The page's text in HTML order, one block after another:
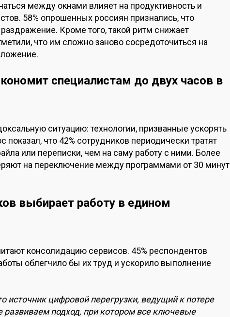
между окнами влияет на продуктивность и
58% опрошенных россиян признались, что
Кроме того, такой ритм снижает
что им сложно заново сосредоточиться на
специалистам до двух часов в
ситуацию: технологии, призванные ускорять
показал, что 42% сотрудников периодически тратят
или переписки, чем на саму работу с ними. Более
на переключение между программами от 30 минут
выбирает работу в едином
консолидацию сервисов. 45% респондентов
облегчило бы их труд и ускорило выполнение
источник цифровой перегрузки, ведущий к потере
развиваем подход, при котором все ключевые